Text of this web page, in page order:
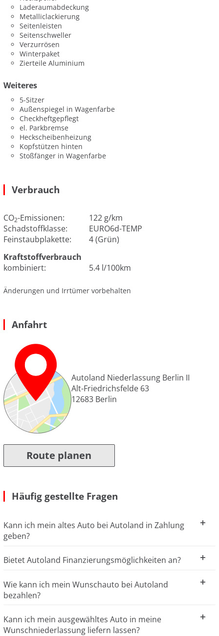
Laderaumabdeckung
Metalliclackierung
Seitenleisten
Seitenschweller
Verzurrösen
Winterpaket
Zierteile Aluminium
Weiteres
5-Sitzer
Außenspiegel in Wagenfarbe
Checkheftgepflegt
el. Parkbremse
Heckscheibenheizung
Kopfstützen hinten
Stoßfänger in Wagenfarbe
Verbrauch
CO2-Emissionen:
122 g/km
Schadstoffklasse:
EURO6d-TEMP
Feinstaubplakette:
4 (Grün)
Kraftstoffverbrauch
kombiniert:
5.4 l/100km
Änderungen und Irrtümer vorbehalten
Anfahrt
Autoland Niederlassung Berlin II
Alt-Friedrichsfelde 63
12683 Berlin
Route planen
Häufig gestellte Fragen
Kann ich mein altes Auto bei Autoland in Zahlung
geben?
Bietet Autoland Finanzierungsmöglichkeiten an?
Wie kann ich mein Wunschauto bei Autoland
bezahlen?
Kann ich mein ausgewähltes Auto in meine
Wunschniederlassung liefern lassen?